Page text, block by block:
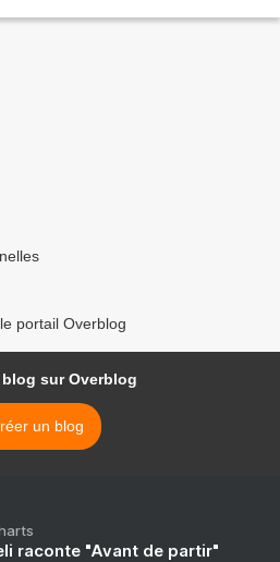
portail Overblog
blog sur Overblog
un blog
raconte "Avant de partir"